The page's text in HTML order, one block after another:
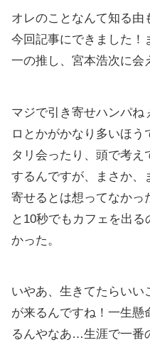
オレのことなんて知る由
今回記事にできました！
一の推し、宮本浩次に会
マジで引き寄せハンパね
ロとかがかなり多いほう
タリ会ったり、頭で考え
するんですが、まさか、
寄せるとは想ってなか
と10秒でもカフェを出
かった。
いやあ、生きてたらいい
が来るんですね！一生懸
るんやなあ…生涯で一番